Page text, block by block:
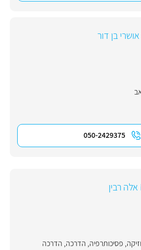
בן דור
050-2429375
, פסיכותרפיה, הדרכה, הדרכה